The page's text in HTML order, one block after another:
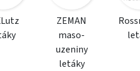
ZEMAN
maso-
uzeniny
letáky